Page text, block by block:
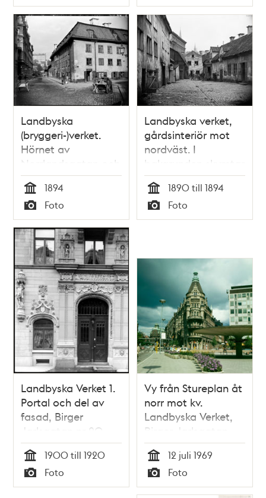
Typ Typ
Landbyska
(bryggeri-)verket.
Hörnet av
Norrlandsgatan och
Bryggerigränden (till
höger)
Tid
1894
Typ
Foto
Landbyska verket,
gårdsinteriör mot
nordväst. I
bakgrunden skymtar
kvarteret Nedra
Vätan.
Tid
1890 till 1894
Typ
Foto
Landbyska Verket 1.
Portal och del av
fasad, Birger
Jarlsgatan nr 20
Tid
1900 till 1920
Typ
Foto
Vy från Stureplan åt
norr mot kv.
Landbyska Verket,
Birger Jarlsgatan
och Biblioteksgatan.
I förgrunden
blomsterurnor med
petunior vid
Tid
12 juli 1969
Typ
Foto